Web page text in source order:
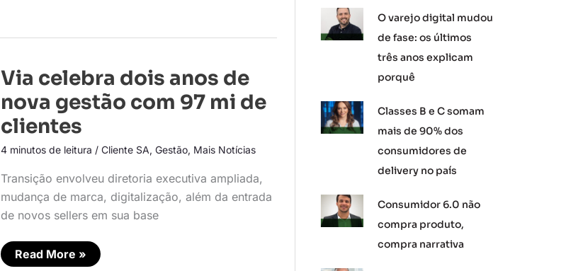
Via celebra dois anos de
nova gestão com 97 mi de
clientes
4 minutos de leitura / Cliente SA, Gestão, Mais Notícias
Transição envolveu diretoria executiva ampliada,
mudança de marca, digitalização, além da entrada
de novos sellers em sua base
Via
celebra
dois
anos
de
nova
com
mi
de
clientes
Read More »
O varejo digital mudou
de fase: os últimos
três anos explicam
porquê
Classes B e C somam
mais de 90% dos
consumidores de
delivery no país
Consumidor 6.0 não
compra produto,
compra narrativa